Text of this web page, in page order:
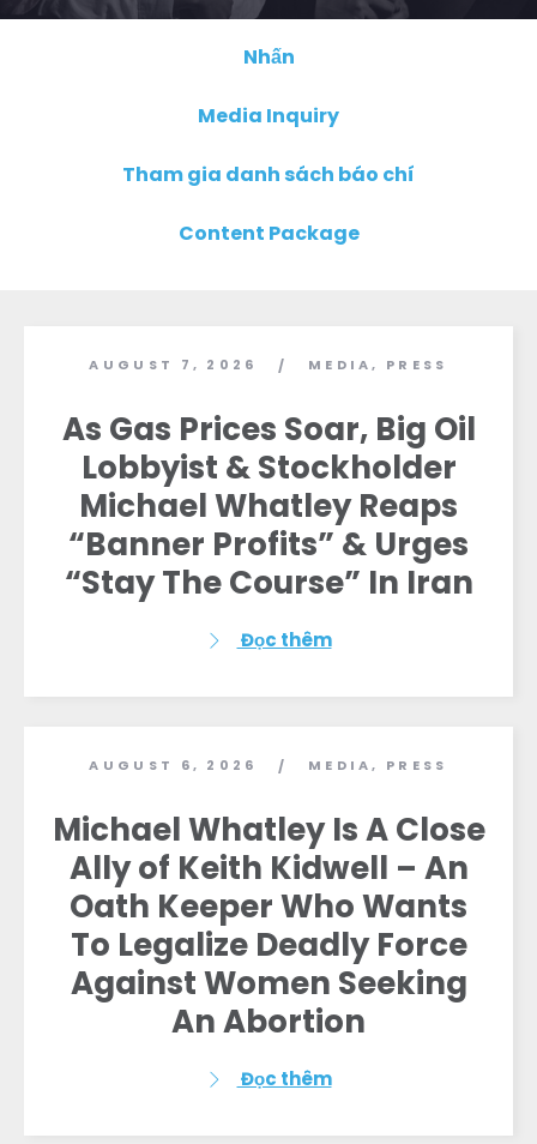
Nhấn
Media Inquiry
Tham gia danh sách báo chí
Content Package
AUGUST 7, 2026 / MEDIA, PRESS
As Gas Prices Soar, Big Oil
Lobbyist & Stockholder
Michael Whatley Reaps
“Banner Profits” & Urges
“Stay The Course” In Iran
Đọc thêm
AUGUST 6, 2026 / MEDIA, PRESS
Michael Whatley Is A Close
Ally of Keith Kidwell – An
Oath Keeper Who Wants
To Legalize Deadly Force
Against Women Seeking
An Abortion
Đọc thêm